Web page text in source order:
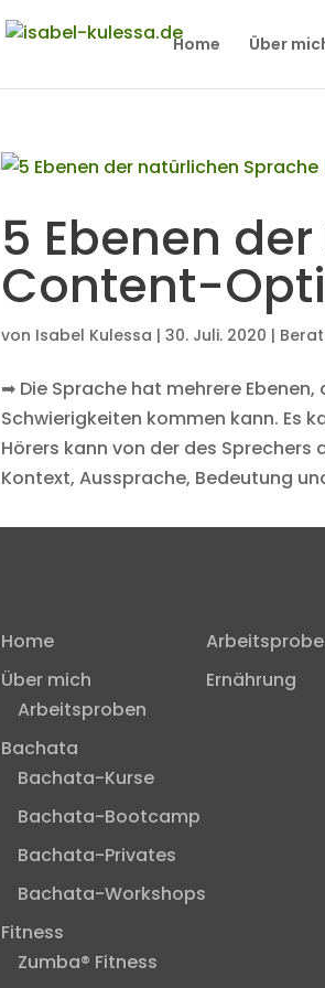
Home Über
5 Ebenen
Content-
von Isabel Kulessa |30. Juli. 2020 |
➡ Die Sprache hat mehrere
Schwierigkeiten kommen kann. Es
Hörers kann von der des
Kontext, Aussprache, Bedeutung
Home
Über mich
Arbeitsproben
Bachata
Bachata-Kurse
Bachata-Bootcamp
Bachata-Privates
Bachata-Workshops
Fitness
Zumba® Fitness
Ernährung